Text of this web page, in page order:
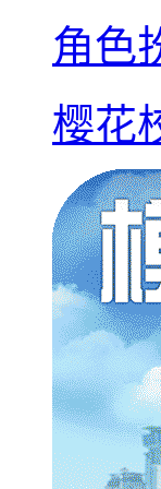
角色
樱花